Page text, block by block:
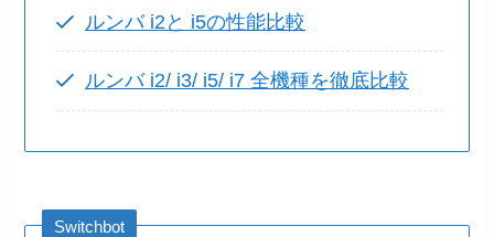
ルンバ i2と i5の性能比較
ルンバ i2/ i3/ i5/ i7 全機種を徹底比較
Switchbot